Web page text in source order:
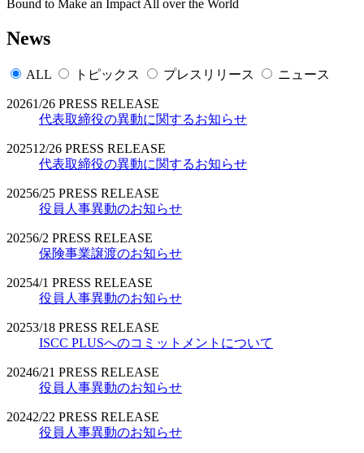
News
ALL トピックス プレスリリース ニュース
20261/26 PRESS RELEASE
代表取締役の異動に関するお知らせ
202512/26 PRESS RELEASE
代表取締役の異動に関するお知らせ
20256/25 PRESS RELEASE
役員人事異動のお知らせ
20256/2 PRESS RELEASE
保険事業譲渡のお知らせ
20254/1 PRESS RELEASE
役員人事異動のお知らせ
20253/18 PRESS RELEASE
ISCC PLUSへのコミットメントについて
20246/21 PRESS RELEASE
役員人事異動のお知らせ
20242/22 PRESS RELEASE
役員人事異動のお知らせ